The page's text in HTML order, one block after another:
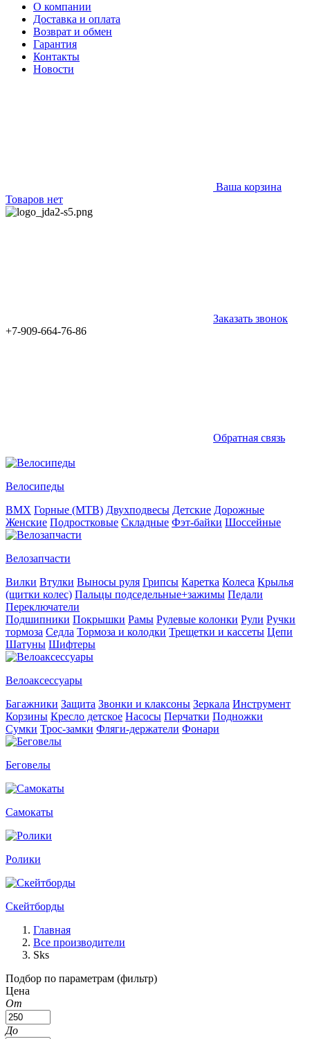
О компании
Доставка и оплата
Возврат и обмен
Гарантия
Контакты
Новости
Ваша корзина
Товаров нет
Заказать звонок
+7-909-664-76-86
Обратная связь
Велосипеды
BMX Горные (MTB) Двухподвесы Детские Дорожные
Женские Подростковые Складные Фэт-байки Шоссейные
Велозапчасти
Вилки Втулки Выносы руля Грипсы Каретка Колеса Крылья
(щитки колес) Пальцы подседельные+зажимы Педали
Переключатели
Подшипники Покрышки Рамы Рулевые колонки Рули Ручки
тормоза Седла Тормоза и колодки Трещетки и кассеты Цепи
Шатуны Шифтеры
Велоаксессуары
Багажники Защита Звонки и клаксоны Зеркала Инструмент
Корзины Кресло детское Насосы Перчатки Подножки
Сумки Трос-замки Фляги-держатели Фонари
Беговелы
Самокаты
Ролики
Скейтборды
Главная
Все производители
Sks
Подбор по параметрам (фильтр)
Цена
От
До